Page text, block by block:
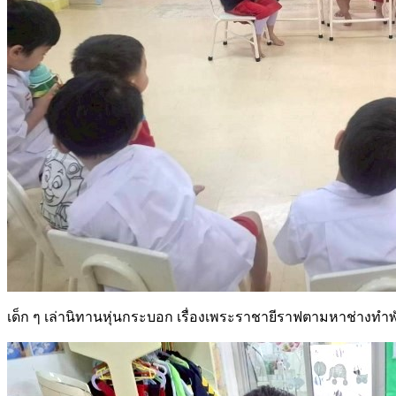
เด็ก ๆ เล่านิทานหุ่นกระบอก เรื่องเพระราชายีราฟตามหาช่างทำ